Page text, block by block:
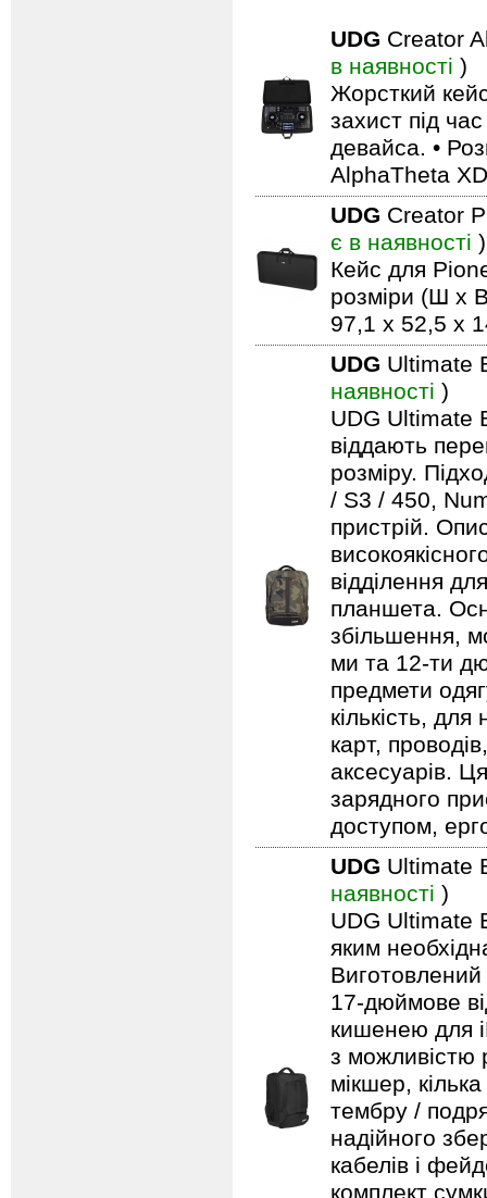
UDG Creator
в наявності )
Жорсткий
захист під
девайса. •
AlphaTheta
UDG Creator
є в наявності )
Кейс для
розміри (Ш x
97,1 x 52,5 x
UDG Ultimate
наявності )
UDG Ultimate
віддають
розміру.
/ S3 / 450,
пристрій.
відділення
планшета.
збільшення,
ми та 12-ти
предмети
кількість,
карт,
аксесуарів.
зарядного
доступом,
UDG Ultimate
наявності )
UDG Ultimate
яким
Виготовлений
17-дюймове
кишенею для
з можливістю
мікшер,
тембру /
надійного
кабелів і